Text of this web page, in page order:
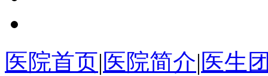
医院首页|医院简介|医生